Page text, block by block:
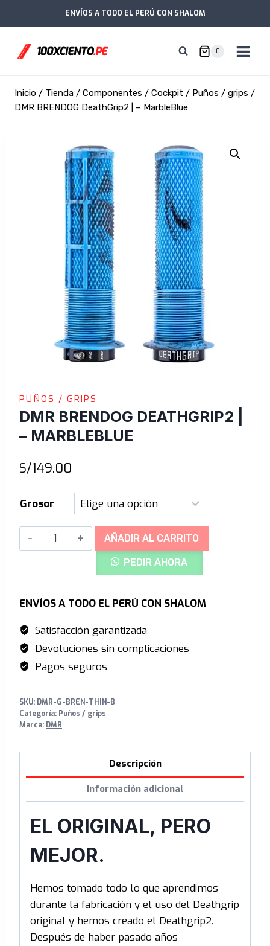
al
ENVÍOS A TODO EL PERÚ CON SHALOM
0
Inicio / Tienda / Componentes / Cockpit / Puños / grips /
DMR BRENDOG DeathGrip2 | – MarbleBlue
PUÑOS / GRIPS
DMR BRENDOG DEATHGRIP2 |
– MARBLEBLUE
S/149.00
Grosor
DMR
BRENDOG
-
cantidad
AÑADIR AL CARRITO
PEDIR AHORA
ENVÍOS A TODO EL PERÚ CON SHALOM
Satisfacción garantizada
Devoluciones sin complicaciones
Pagos seguros
SKU: DMR-G-BREN-THIN-B
Categoría: Puños / grips
Marca: DMR
Descripción
Información adicional
EL ORIGINAL, PERO
MEJOR.
Hemos tomado todo lo que aprendimos
durante la fabricación y el uso del Deathgrip
original y hemos creado el Deathgrip2.
Después de haber pasado años